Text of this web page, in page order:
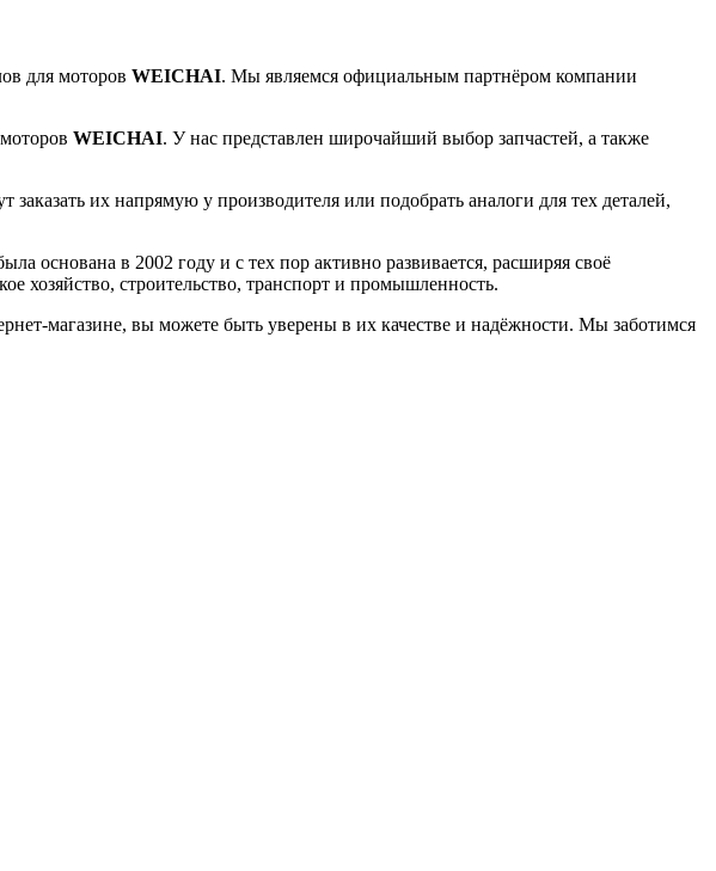
для моторов WEICHAI. Мы являемся официальным партнёром компании
WEICHAI. У нас представлен широчайший выбор запчастей, а также
их напрямую у производителя или подобрать аналоги для тех деталей,
основана в 2002 году и с тех пор активно развивается, расширяя своё
хозяйство, строительство, транспорт и промышленность.
магазине, вы можете быть уверены в их качестве и надёжности. Мы заботимся